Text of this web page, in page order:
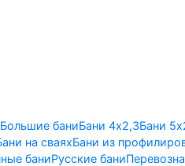
Большие баниБани 4х2,3Бани
на сваяхБани из
баниРусские бани